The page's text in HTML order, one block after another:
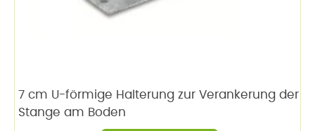
7 cm U-förmige Halterung zur Verankerung der
Stange am Boden